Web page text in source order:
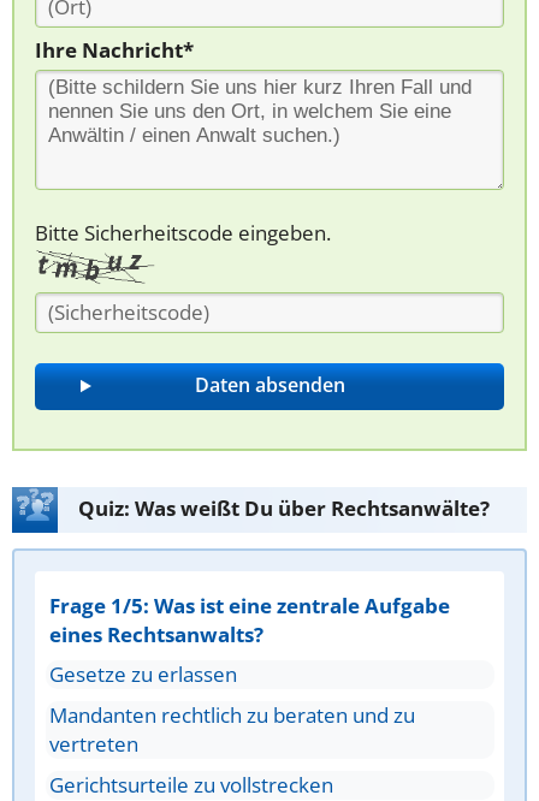
Ihre Nachricht*
Bitte Sicherheitscode eingeben.
Quiz: Was weißt Du über Rechtsanwälte?
Frage 1/5: Was ist eine zentrale Aufgabe
eines Rechtsanwalts?
Gesetze zu erlassen
Mandanten rechtlich zu beraten und zu
vertreten
Gerichtsurteile zu vollstrecken